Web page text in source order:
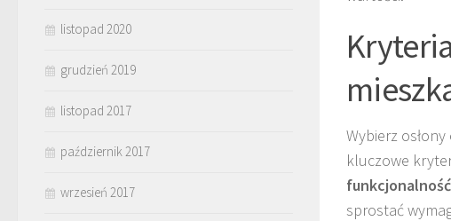
Wybierz
kluczowe
funkcjonalność
sprostać
listopad 2020
grudzień 2019
listopad 2017
październik 2017
wrzesień 2017